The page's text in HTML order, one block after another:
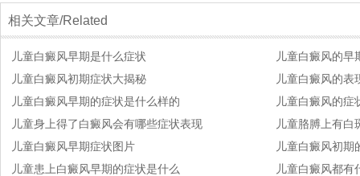
相关文章/Related
儿童白癜风早期是什么症状
儿童白癜风的早
儿童白癜风初期症状大揭秘
儿童白癜风的表
儿童白癜风早期的症状是什么样的
儿童白癜风的症
儿童身上得了白癜风会有哪些症状表现
儿童胳膊上有白
儿童白癜风早期症状图片
儿童白癜风初期
儿童患上白癜风早期的症状是什么
儿童白癜风都有